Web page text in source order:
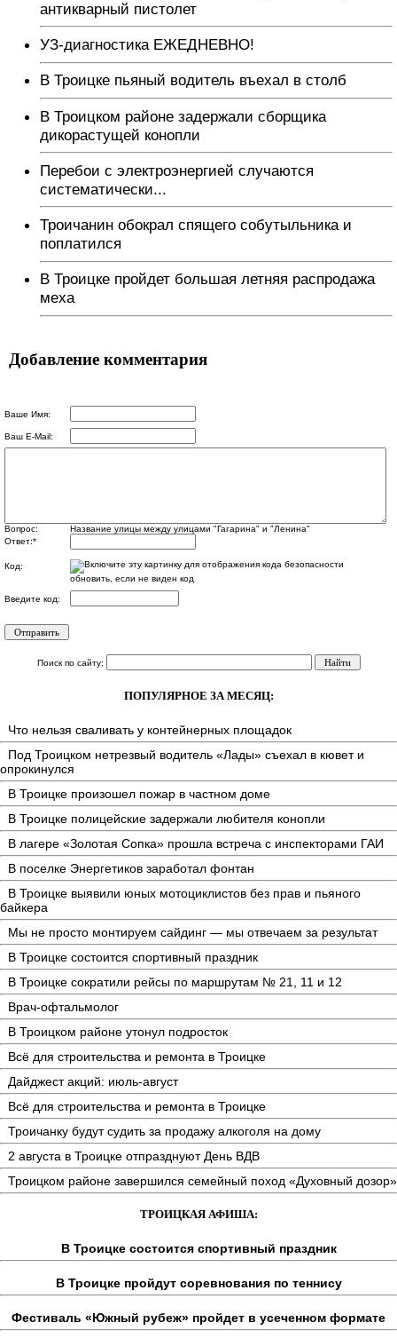
антикварный пистолет
УЗ-диагностика ЕЖЕДНЕВНО!
В Троицке пьяный водитель въехал в столб
В Троицком районе задержали сборщика
дикорастущей конопли
Перебои с электроэнергией случаются
систематически...
Троичанин обокрал спящего собутыльника и
поплатился
В Троицке пройдет большая летняя распродажа
меха
Добавление комментария
Ваше Имя:
Ваш E-Mail:
Вопрос:
Название улицы между улицами "Гагарина" и "Ленина"
Ответ:*
Код:
обновить, если не виден код
Введите код:
Поиск по сайту:
ПОПУЛЯРНОЕ ЗА МЕСЯЦ:
Что нельзя сваливать у контейнерных площадок
Под Троицком нетрезвый водитель «Лады» съехал в кювет и
опрокинулся
В Троицке произошел пожар в частном доме
В Троицке полицейские задержали любителя конопли
В лагере «Золотая Сопка» прошла встреча с инспекторами ГАИ
В поселке Энергетиков заработал фонтан
В Троицке выявили юных мотоциклистов без прав и пьяного
байкера
Мы не просто монтируем сайдинг — мы отвечаем за результат
В Троицке состоится спортивный праздник
В Троицке сократили рейсы по маршрутам № 21, 11 и 12
Врач-офтальмолог
В Троицком районе утонул подросток
Всё для строительства и ремонта в Троицке
Дайджест акций: июль-август
Всё для строительства и ремонта в Троицке
Троичанку будут судить за продажу алкоголя на дому
2 августа в Троицке отпразднуют День ВДВ
Троицком районе завершился семейный поход «Духовный дозор»
ТРОИЦКАЯ АФИША:
В Троицке состоится спортивный праздник
В Троицке пройдут соревнования по теннису
Фестиваль «Южный рубеж» пройдет в усеченном формате